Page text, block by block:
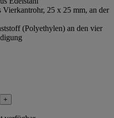
Vierkantrohr, 25 x 25 mm, an der
(Polyethylen) an den vier
+